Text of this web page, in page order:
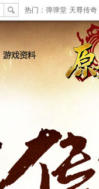
热门： 弹弹堂 天尊传奇